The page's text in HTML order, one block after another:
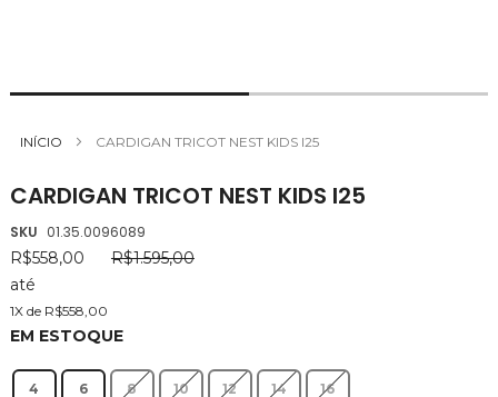
INÍCIO CARDIGAN TRICOT NEST KIDS I25
CARDIGAN TRICOT NEST KIDS I25
SKU 01.35.0096089
R$558,00
R$1.595,00
até
1X de R$558,00
EM ESTOQUE
4 6 8 10 12 14 16
para
da
Galeria
de
imagens